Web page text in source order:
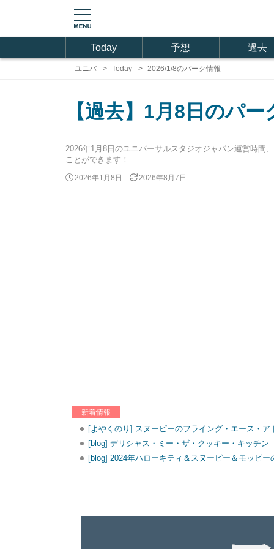
Today 予想 過去
ユニバ Today 2026/1/8のパーク情報
【過去】1月8日のパー
2026年1月8日のユニバーサルスタジオジャパン運営時間
ことができます！
2026年1月8日 2026年8月7日
新着情報
[よやくのり] スヌーピーのフライング・エース・
[blog] デリシャス・ミー・ザ・クッキー・キッチン
[blog] 2024年ハローキティ＆スヌーピー＆モッピ